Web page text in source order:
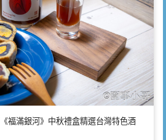
福滿銀河》中秋禮盒精選台灣特色酒